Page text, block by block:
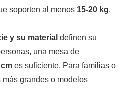
soporten al menos 15-20 kg.
y su material definen su
una mesa de
es suficiente. Para familias o
grandes o modelos